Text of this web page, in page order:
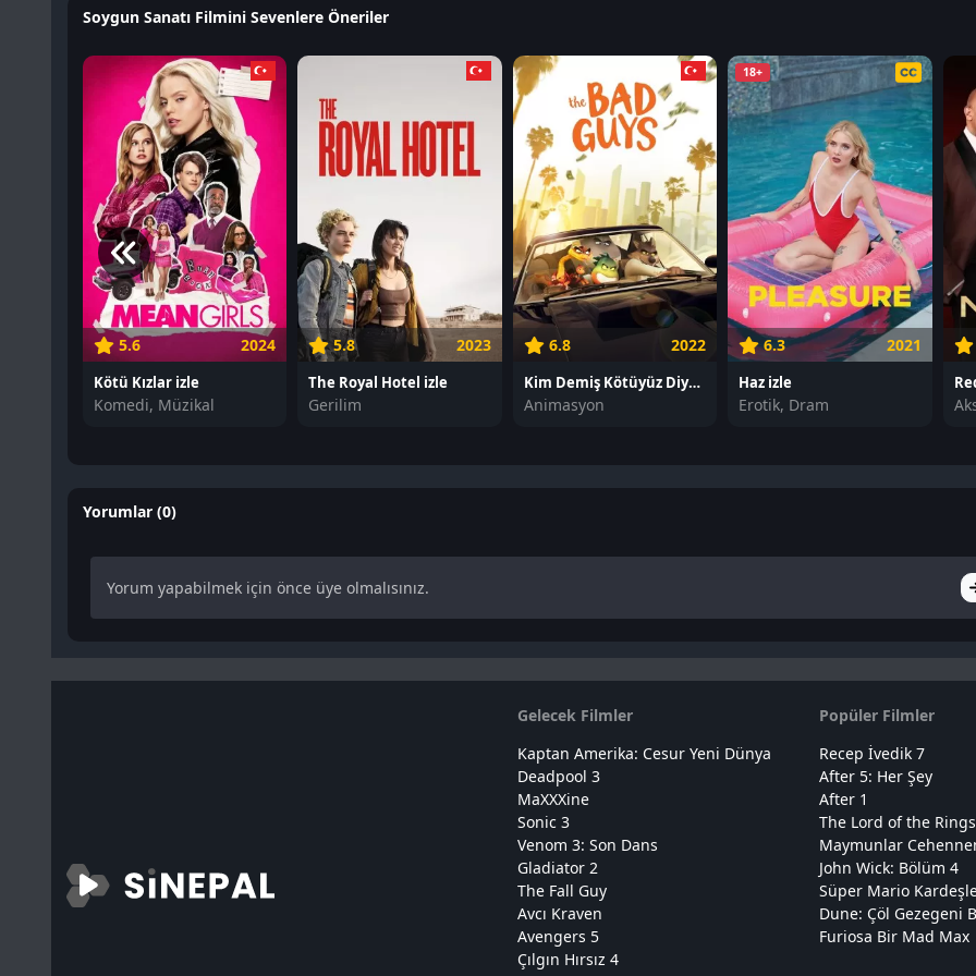
Soygun Sanatı Filmini Sevenlere Öneriler
5.6 2024
Kötü Kızlar izle
Komedi, Müzikal
5.8 2023
The Royal Hotel izle
Gerilim
6.8 2022
Kim Demiş Kötüyüz Diye? izle
Animasyon
18+
6.3 2021
Haz izle
Erotik, Dram
Yorumlar (0)
Yorum yapabilmek için önce üye olmalısınız.
Gelecek Filmler
Kaptan Amerika: Cesur Yeni Dünya
Deadpool 3
MaXXXine
Sonic 3
Venom 3: Son Dans
Gladiator 2
The Fall Guy
Avcı Kraven
Avengers 5
Çılgın Hırsız 4
Popüler Filmler
Recep İvedik 7
After 5: Her Şey
After 1
The Lord of the Rings
Maymunlar
John Wick: Bölüm 4
Süper Mario
Dune: Çöl Gezegeni
Furiosa Bir Mad Max